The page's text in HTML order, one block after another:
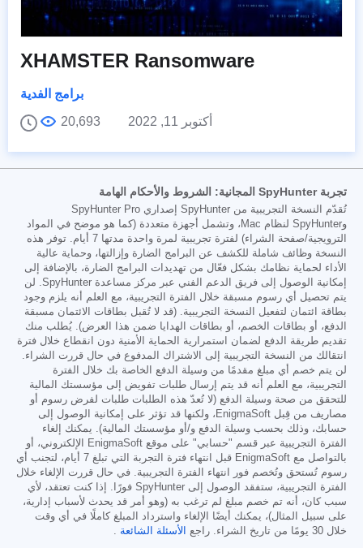
XHAMSTER Ransomware
برامج الفدية
أكتوبر 11, 2022
20,693
تجربة SpyHunter المجانية: الشروط والأحكام الهامة
تُقدّم النسخة التجريبية من SpyHunter إصداري SpyHunter Pro
وSpyHunter لنظام Mac، وتشمل أجهزة متعددة (كما هو موضح في المواد
الترويجية/صفحة الشراء) لفترة تجريبية لمرة واحدة مدتها 7 أيام. توفر هذه
النسخة وظائف شاملة للكشف عن البرامج الضارة وإزالتها، وحماية عالية
الأداء لحماية نظامك بشكل فعّال من تهديدات البرامج الضارة، بالإضافة إلى
إمكانية الوصول إلى فريق الدعم الفني عبر مركز مساعدة SpyHunter. لن
يتم تحصيل أي رسوم مسبقة خلال الفترة التجريبية، مع العلم أنه يلزم وجود
بطاقة ائتمان لتفعيل النسخة التجريبية. (قد لا تُقبل بطاقات الائتمان مسبقة
الدفع، أو بطاقات الخصم، أو بطاقات الهدايا ضمن هذا العرض). يُطلب منك
تقديم طريقة الدفع لضمان استمرارية الحماية الأمنية دون انقطاع خلال فترة
انتقالك من النسخة التجريبية إلى الاشتراك المدفوع في حال قررت الشراء.
لن يتم خصم أي مبلغ مقدمًا من وسيلة الدفع الخاصة بك خلال الفترة
التجريبية، مع العلم أنه قد يتم إرسال طلبات تفويض إلى مؤسستك المالية
للتحقق من صحة وسيلة الدفع (لا تُعدّ هذه الطلبات طلبات لفرض رسوم أو
مصاريف من قِبل EnigmaSoft، ولكنها قد تؤثر على إمكانية الوصول إلى
حسابك، وذلك بحسب وسيلة الدفع و/أو مؤسستك المالية). يمكنك إلغاء
الفترة التجريبية عبر قسم "حسابي" على موقع EnigmaSoft الإلكتروني، أو
بالتواصل مع EnigmaSoft قبل انتهاء فترة التجربة التي تبلغ 7 أيام، لتجنب أي
رسوم تُستحق وتُخصم فور انتهاء الفترة التجريبية. في حال قررت الإلغاء خلال
الفترة التجريبية، ستفقد الوصول إلى SpyHunter فورًا. إذا كنت تعتقد، لأي
سبب كان، أنه تم خصم مبلغ لم ترغب به (وهو أمر قد يحدث لأسباب إدارية،
على سبيل المثال)، يمكنك أيضًا الإلغاء واسترداد المبلغ كاملًا في أي وقت
خلال 30 يومًا من تاريخ الشراء. راجع
الأسئلة الشائعة .